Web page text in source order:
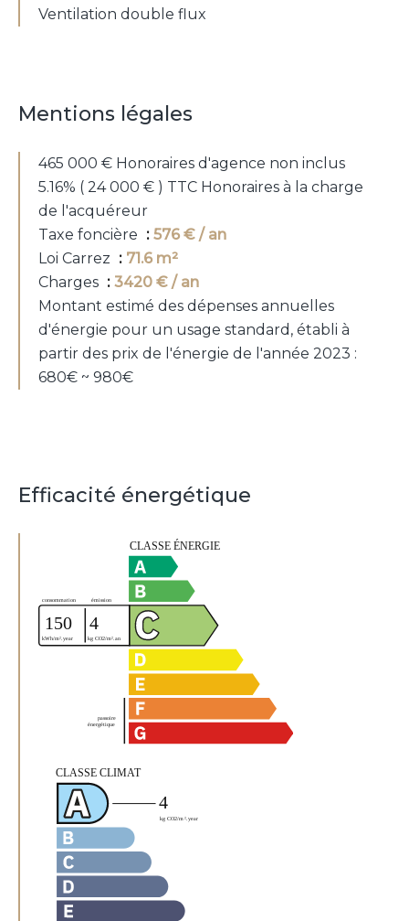
Ventilation double flux
Mentions légales
465 000 € Honoraires d'agence non inclus
5.16% ( 24 000 € ) TTC Honoraires à la charge
de l'acquéreur
Taxe foncière
576 € / an
Loi Carrez
71.6 m²
Charges
3420 € / an
Montant estimé des dépenses annuelles
d'énergie pour un usage standard, établi à
partir des prix de l'énergie de l'année 2023 :
680€ ~ 980€
Efficacité énergétique